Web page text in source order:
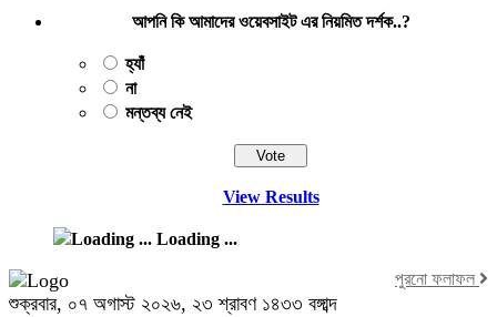
আপনি কি আমাদের ওয়েবসাইট এর নিয়মিত দর্শক..?
হ্যাঁ
না
মন্তব্য নেই
View Results
Loading ...
পুরনো ফলাফল
শুক্রবার, ০৭ অগাস্ট ২০২৬, ২৩ শ্রাবণ ১৪৩৩ বঙ্গাব্দ